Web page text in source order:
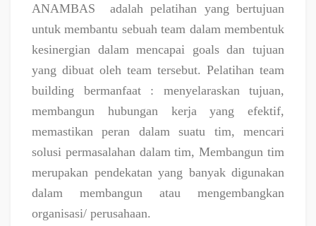
ANAMBAS
adalah pelatihan yang bertujuan
untuk membantu sebuah team dalam membentuk
kesinergian dalam mencapai goals dan tujuan
yang dibuat oleh team tersebut. Pelatihan team
building bermanfaat : menyelaraskan tujuan,
membangun hubungan kerja yang efektif,
memastikan peran dalam suatu tim, mencari
solusi permasalahan dalam tim, Membangun tim
merupakan pendekatan yang banyak digunakan
dalam membangun atau mengembangkan
organisasi/ perusahaan.